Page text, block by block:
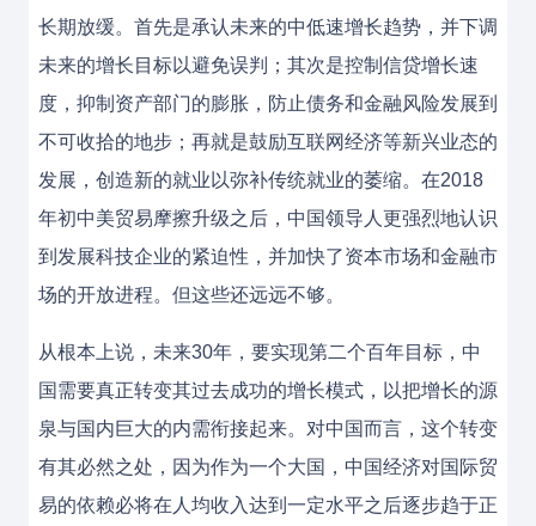
长期放缓。首先是承认未来的中低速增长趋势，并下调
未来的增长目标以避免误判；其次是控制信贷增长速
度，抑制资产部门的膨胀，防止债务和金融风险发展到
不可收拾的地步；再就是鼓励互联网经济等新兴业态的
发展，创造新的就业以弥补传统就业的萎缩。在2018
年初中美贸易摩擦升级之后，中国领导人更强烈地认识
到发展科技企业的紧迫性，并加快了资本市场和金融市
场的开放进程。但这些还远远不够。
从根本上说，未来30年，要实现第二个百年目标，中
国需要真正转变其过去成功的增长模式，以把增长的源
泉与国内巨大的内需衔接起来。对中国而言，这个转变
有其必然之处，因为作为一个大国，中国经济对国际贸
易的依赖必将在人均收入达到一定水平之后逐步趋于正